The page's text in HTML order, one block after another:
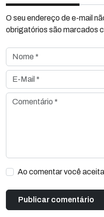
O seu endereço de e-mail
obrigatórios são marcados
Nome *
E-Mail *
Comentário *
Ao comentar você